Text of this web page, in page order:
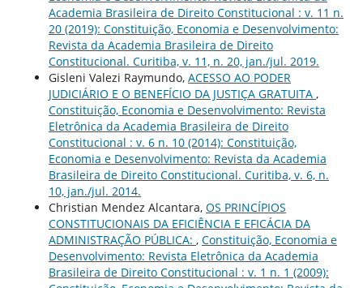
Academia Brasileira de Direito Constitucional : v. 11 n.
20 (2019): Constituição, Economia e Desenvolvimento:
Revista da Academia Brasileira de Direito
Constitucional. Curitiba, v. 11, n. 20, jan./jul. 2019.
Gisleni Valezi Raymundo, ACESSO AO PODER
JUDICIÁRIO E O BENEFÍCIO DA JUSTIÇA GRATUITA ,
Constituição, Economia e Desenvolvimento: Revista
Eletrônica da Academia Brasileira de Direito
Constitucional : v. 6 n. 10 (2014): Constituição,
Economia e Desenvolvimento: Revista da Academia
Brasileira de Direito Constitucional. Curitiba, v. 6, n.
10, jan./jul. 2014.
Christian Mendez Alcantara, OS PRINCÍPIOS
CONSTITUCIONAIS DA EFICIÊNCIA E EFICÁCIA DA
ADMINISTRAÇÃO PÚBLICA: , Constituição, Economia e
Desenvolvimento: Revista Eletrônica da Academia
Brasileira de Direito Constitucional : v. 1 n. 1 (2009):